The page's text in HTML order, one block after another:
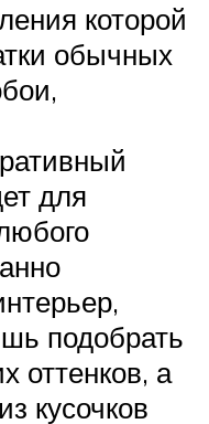
которой
обычных
для
подобрать
оттенков, а
кусочков